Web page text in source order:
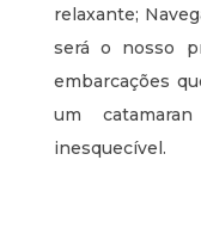
relaxante;
será o nosso
embarcações
um
inesquecível.